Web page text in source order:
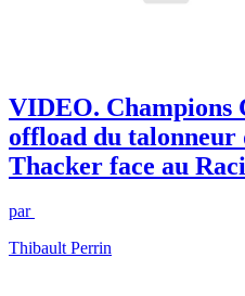
VIDEO. Champions
offload du
Thacker face au
par
Thibault Perrin